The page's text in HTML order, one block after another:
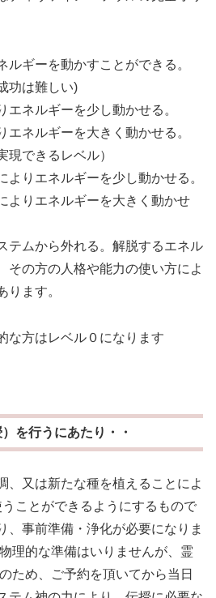
ルギーを動かすことができる。
功は難しい)
エネルギーを少し動かせる。
エネルギーを大きく動かせる。
現できるレベル）
よりエネルギーを少し動かせる。
よりエネルギーを大きく動かせ
テムから外れる。解脱するエネル
その方の人格や能力の使い方によ
ります。
な方はレベル０になります
を行うにあたり・・
、又は新たな種を植えることによ
ことができるようにするもので
、事前準備・浄化が必要になりま
理的な準備はいりませんが、霊
ため、ご予約を頂いてから当日